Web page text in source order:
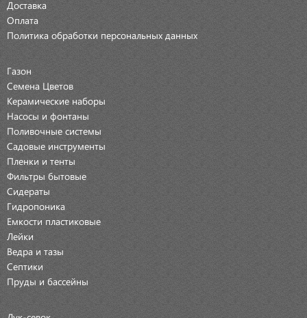
Доставка
Оплата
Политика обработки персональных данных
Газон
Семена Цветов
Керамические наборы
Насосы и фонтаны
Поливочные системы
Садовые инструменты
Пленки и тенты
Фильтры бытовые
Сидераты
Гидропоника
Емкости пластиковые
Лейки
Ведра и тазы
Септики
Пруды и бассейны
Лук-севок